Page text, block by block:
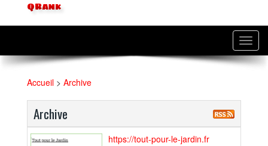
QRank
Accueil > Archive
Archive
https://tout-pour-le-jardin.fr